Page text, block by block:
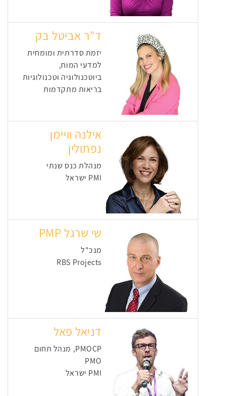
ד"ר אביטל בק
יזמת סדרתית ומומחית
למדעי המוח,
ביוטכנולוגיה וטכנולוגיות
בריאות מתקדמות
אילנה וויימן
נפתולין
מנהלת כנס שנתי
PMI ישראל
שי שרגל PMP
מנכ"ל
RBS Projects
דניאל פאל
PMOCP, מנהל תחום
PMO
PMI ישראל